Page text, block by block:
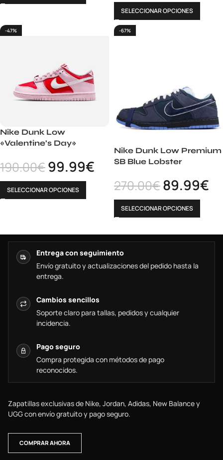
SELECCIONAR OPCIONES
-47%
Nike Dunk Low
«Valentine’s Day»
190.00€99.99€
SELECCIONAR OPCIONES
-67%
Nike Dunk Low Premium
SB Blue Lobster
270.00€89.99€
SELECCIONAR OPCIONES
Entrega con seguimiento
Envío gratuito y actualizaciones del pedido hasta la
entrega.
Cambios sencillos
Soporte claro para tallas, pedidos y cualquier
incidencia.
Pago seguro
Compra protegida con métodos de pago
reconocidos.
Zapatillas exclusivas de Nike, Jordan, Adidas, New Balance y
UGG con envío gratuito y pago seguro.
COMPRAR AHORA